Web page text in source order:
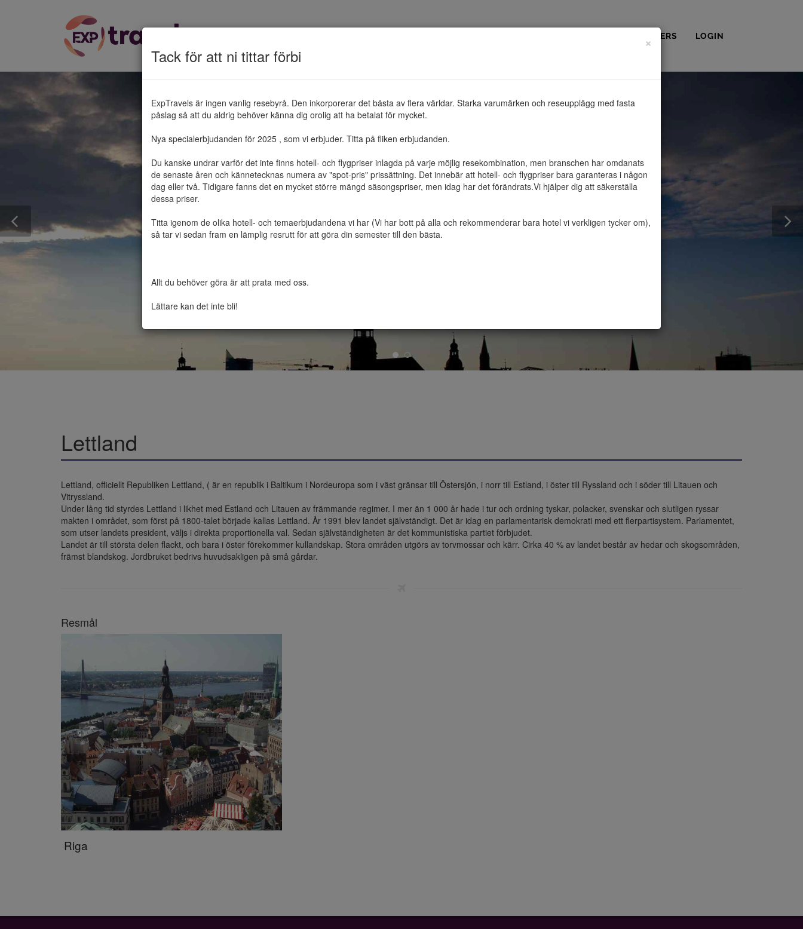
PARTNERS LOGIN
Tack för att ni tittar förbi
×
ExpTravels är ingen vanlig resebyrå. Den inkorporerar det bästa av flera världar. Starka varumärken och reseupplägg med fasta
påslag så att du aldrig behöver känna dig orolig att ha betalat för mycket.
Nya specialerbjudanden för 2025 , som vi erbjuder. Titta på fliken erbjudanden.
Du kanske undrar varför det inte finns hotell- och flygpriser inlagda på varje möjlig resekombination, men branschen har omdanats
de senaste åren och kännetecknas numera av "spot-pris" prissättning. Det innebär att hotell- och flygpriser bara garanteras i någon
dag eller två. Tidigare fanns det en mycket större mängd säsongspriser, men idag har det förändrats.Vi hjälper dig att säkerställa
dessa priser.
Titta igenom de olika hotell- och temaerbjudandena vi har (Vi har bott på alla och rekommenderar bara hotel vi verkligen tycker om),
så tar vi sedan fram en lämplig resrutt för att göra din semester till den bästa.
Allt du behöver göra är att prata med oss.
Lättare kan det inte bli!
Lettland
Lettland, officiellt Republiken Lettland, ( är en republik i Baltikum i Nordeuropa som i väst gränsar till Östersjön, i norr till Estland, i öster till Ryssland och i söder till Litauen och
Vitryssland.
Under lång tid styrdes Lettland i likhet med Estland och Litauen av främmande regimer. I mer än 1 000 år hade i tur och ordning tyskar, polacker, svenskar och slutligen ryssar
makten i området, som först på 1800-talet började kallas Lettland. År 1991 blev landet självständigt. Det är idag en parlamentarisk demokrati med ett flerpartisystem. Parlamentet,
som utser landets president, väljs i direkta proportionella val. Sedan självständigheten är det kommunistiska partiet förbjudet.
Landet är till största delen flackt, och bara i öster förekommer kullandskap. Stora områden utgörs av torvmossar och kärr. Cirka 40 % av landet består av hedar och skogsområden,
främst blandskog. Jordbruket bedrivs huvudsakligen på små gårdar.
Resmål
Riga